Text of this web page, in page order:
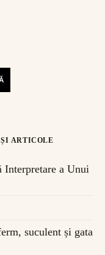
ARTICOLE
a Unui
suculent și gata